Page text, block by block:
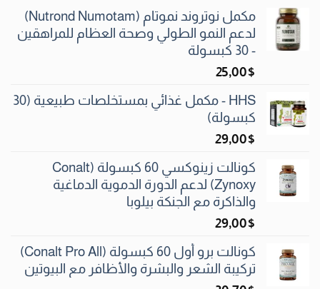
مكمل نوتروند نموتام (Nutrond Numotam)
لدعم النمو الطولي وصحة العظام للمراهقين
- 30 كبسولة
25٫00$
HHS - مكمل غذائي بمستخلصات طبيعية (30
كبسولة)
29٫00$
كونالت زينوكسي 60 كبسولة (Conalt
Zynoxy) لدعم الدورة الدموية الدماغية
والذاكرة مع الجنكة بيلوبا
29٫00$
كونالت برو أول 60 كبسولة (Conalt Pro All)
تركيبة الشعر والبشرة والأظافر مع البيوتين